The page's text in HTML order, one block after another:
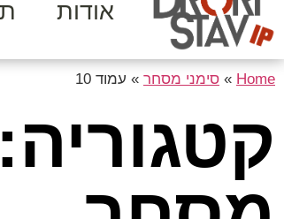
אודות
Home
» סימני מסחר » עמוד 10